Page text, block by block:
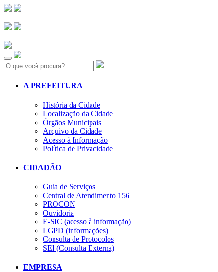
Search:
A PREFEITURA
História da Cidade
Localização da Cidade
Órgãos Municipais
Arquivo da Cidade
Acesso à Informação
Política de Privacidade
CIDADÃO
Guia de Serviços
Central de Atendimento 156
PROCON
Ouvidoria
E-SIC (acesso à informação)
LGPD (informações)
Consulta de Protocolos
SEI (Consulta Externa)
EMPRESA